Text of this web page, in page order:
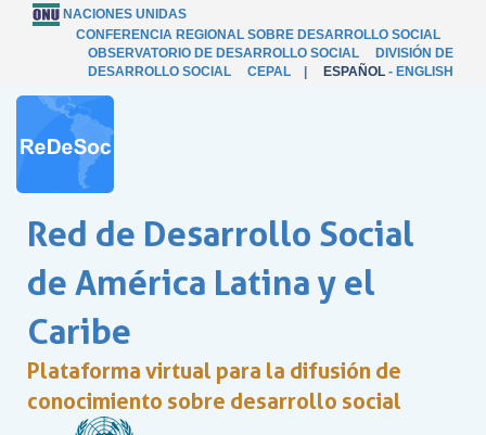
NACIONES UNIDAS
CONFERENCIA REGIONAL SOBRE DESARROLLO SOCIAL
OBSERVATORIO DE DESARROLLO SOCIAL
DIVISIÓN DE
DESARROLLO SOCIAL
CEPAL ESPAÑOL - ENGLISH
Red de Desarrollo Social
de América Latina y el
Caribe
Plataforma virtual para la difusión de
conocimiento sobre desarrollo social